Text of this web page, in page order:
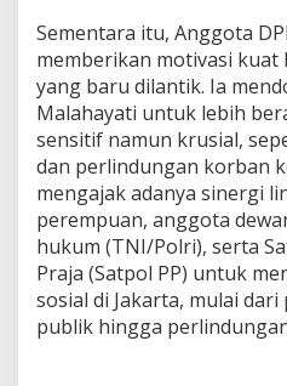
Sementara itu, Anggota
memberikan motivasi
yang baru dilantik. Ia
Malahayati untuk lebih
sensitif namun krusial,
dan perlindungan korban
mengajak adanya sinergi
perempuan, anggota
hukum (TNI/Polri), serta
Praja (Satpol PP) untuk
sosial di Jakarta, mulai
publik hingga